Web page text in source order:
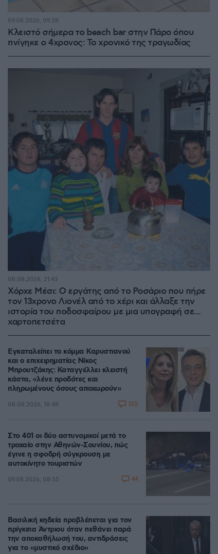
Κλειστό σήμερα το beach bar στην Πάρο όπου
πνίγηκε ο 4χρονος: Το χρονικό της τραγωδίας
09.08.2026, 09:28
Χόρχε Μέσι: Ο εργάτης από το Ροσάριο που πήρε
τον 13χρονο Λιονέλ από το χέρι και άλλαξε την
ιστορία του ποδοσφαίρου με μια υπογραφή σε...
χαρτοπετσέτα
08.08.2026, 21:43
Εγκαταλείπει το κόμμα Καρυστιανού
και ο επιχειρηματίας Νίκος
Μπρουτζάκης: Καταγγέλλει κλειστή
κάστα, «λένε προδότες και
πληρωμένους όσους αποχωρούν»
08.08.2026, 18:48 355
Στο 401 οι δύο αστυνομικοί μετά το
τροχαίο στην Αθηνών-Σουνίου, πώς
έγινε η σφοδρή σύγκρουση με
αυτοκίνητο τουριστών
09.08.2026, 08:55 44
Βασιλική κηδεία προβλέπεται για τον
πρίγκιπα Άντριου όταν πεθάνει παρά
την αποκαθήλωσή του, αντιδράσεις
για το «μυστικό σχέδιο»